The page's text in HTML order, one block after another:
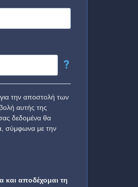
?
την αποστολή των
αυτής της
δεδομένα θα
σύμφωνα με την
αποδέχομαι τη